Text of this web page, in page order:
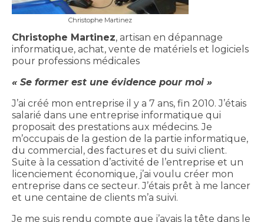
Christophe Martinez
Christophe Martinez, artisan en dépannage
informatique, achat, vente de matériels et logiciels
pour professions médicales
« Se former est une évidence pour moi »
J’ai créé mon entreprise il y a 7 ans, fin 2010. J’étais
salarié dans une entreprise informatique qui
proposait des prestations aux médecins. Je
m’occupais de la gestion de la partie informatique,
du commercial, des factures et du suivi client.
Suite à la cessation d’activité de l’entreprise et un
licenciement économique, j’ai voulu créer mon
entreprise dans ce secteur. J’étais prêt à me lancer
et une centaine de clients m’a suivi.
Je me suis rendu compte que j’avais la tête dans le